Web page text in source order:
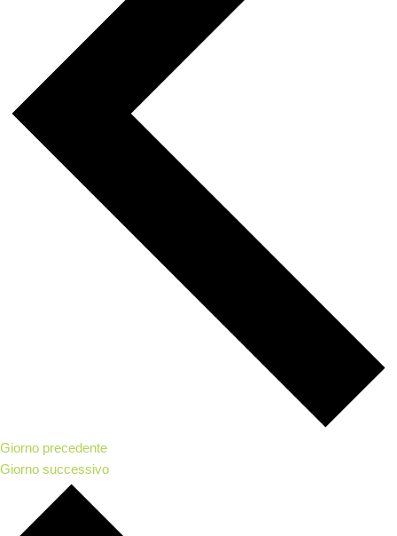
Giorno precedente
Giorno successivo